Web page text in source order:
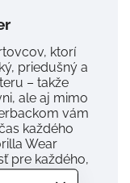
ktorí
priedušný a
– takže
ale aj mimo
vám
každého
Wear
pre každého,